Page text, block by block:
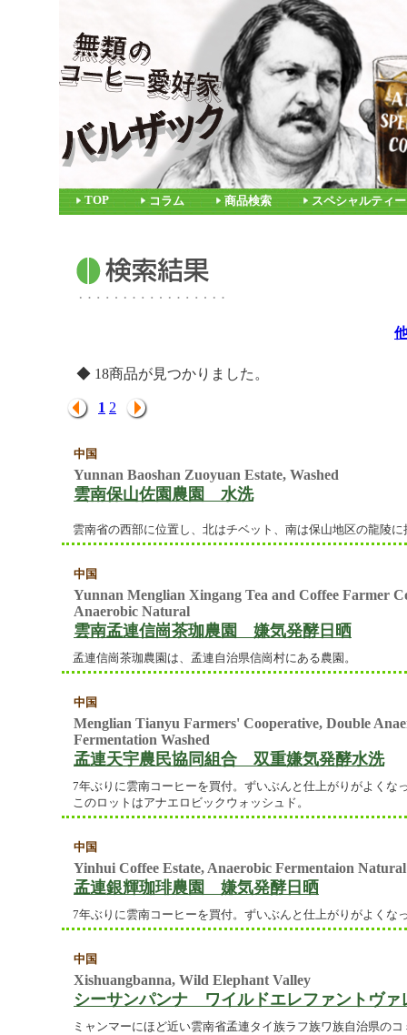
TOP コラム 商品検索 スペシャルティ
◆ 18商品が見つかりました。
1 2
中国
Yunnan Baoshan Zuoyuan Estate, Washed
雲南保山佐園農園 水洗
雲南省の西部に位置し、北はチベット、南は保山地区の龍陵
中国
Yunnan Menglian Xingang Tea and Coffee Farmer
Anaerobic Natural
雲南孟連信崗茶珈農園 嫌気発酵日晒
孟連信崗茶珈農園は、孟連⾃治県信崗村にある農園。
中国
Menglian Tianyu Farmers' Cooperative, Double
Fermentation Washed
孟連天宇農民協同組合 双重嫌気発酵水洗
7年ぶりに雲南コーヒーを買付。ずいぶんと仕上がりがよく
このロットはアナエロビックウォッシュド。
中国
Yinhui Coffee Estate, Anaerobic Fermentaion Natural
孟連銀輝珈琲農園 嫌気発酵日晒
7年ぶりに雲南コーヒーを買付。ずいぶんと仕上がりがよく
中国
Xishuangbanna, Wild Elephant Valley
シーサンパンナ ワイルドエレファントヴ
ミャンマーにほど近い雲南省孟連タイ族ラフ族ワ族自治県の